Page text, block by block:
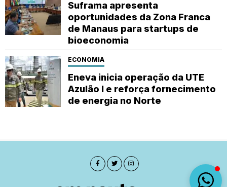
Suframa apresenta
oportunidades da Zona Franca
de Manaus para startups de
bioeconomia
ECONOMIA
Eneva inicia operação da UTE
Azulão I e reforça fornecimento
de energia no Norte